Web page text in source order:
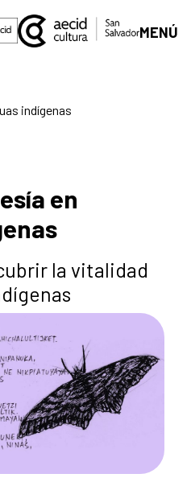
MENÚ
indígenas
en
la vitalidad